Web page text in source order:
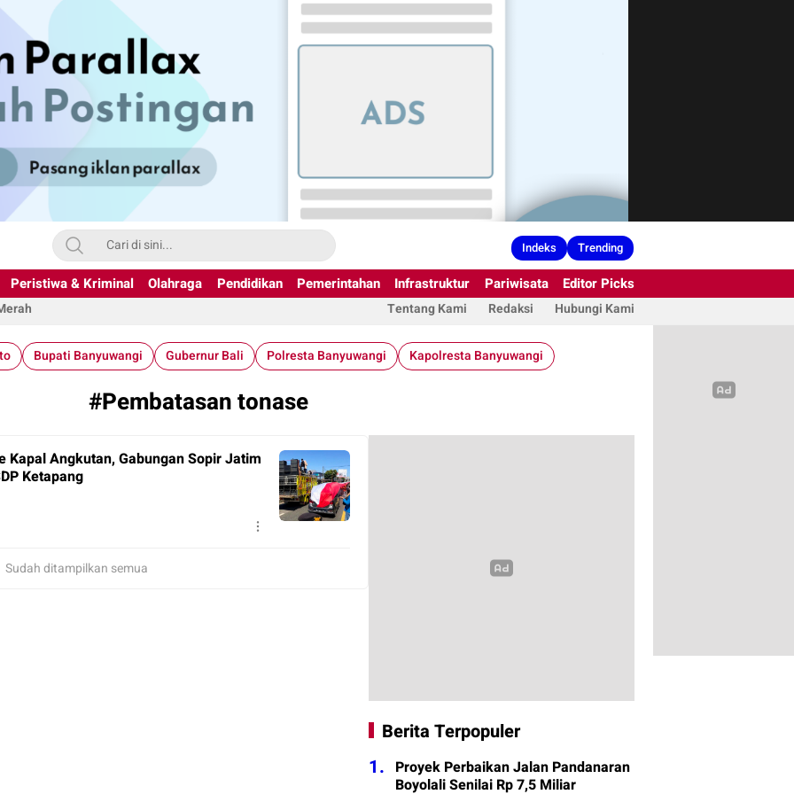
Indeks Trending
Peristiwa & Kriminal Olahraga Pendidikan Pemerintahan Infrastruktur Pariwisata Editor Picks
Tentang Kami Redaksi Hubungi Kami
Bupati Banyuwangi Gubernur Bali Polresta Banyuwangi Kapolresta Banyuwangi
#Pembatasan tonase
Kapal Angkutan, Gabungan Sopir Jatim
Ketapang
Sudah ditampilkan semua
Berita Terpopuler
1. Proyek Perbaikan Jalan Pandanaran
Boyolali Senilai Rp 7,5 Miliar